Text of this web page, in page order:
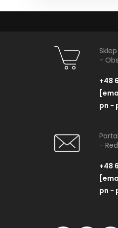
-
+48
pn -
-
+48
pn -